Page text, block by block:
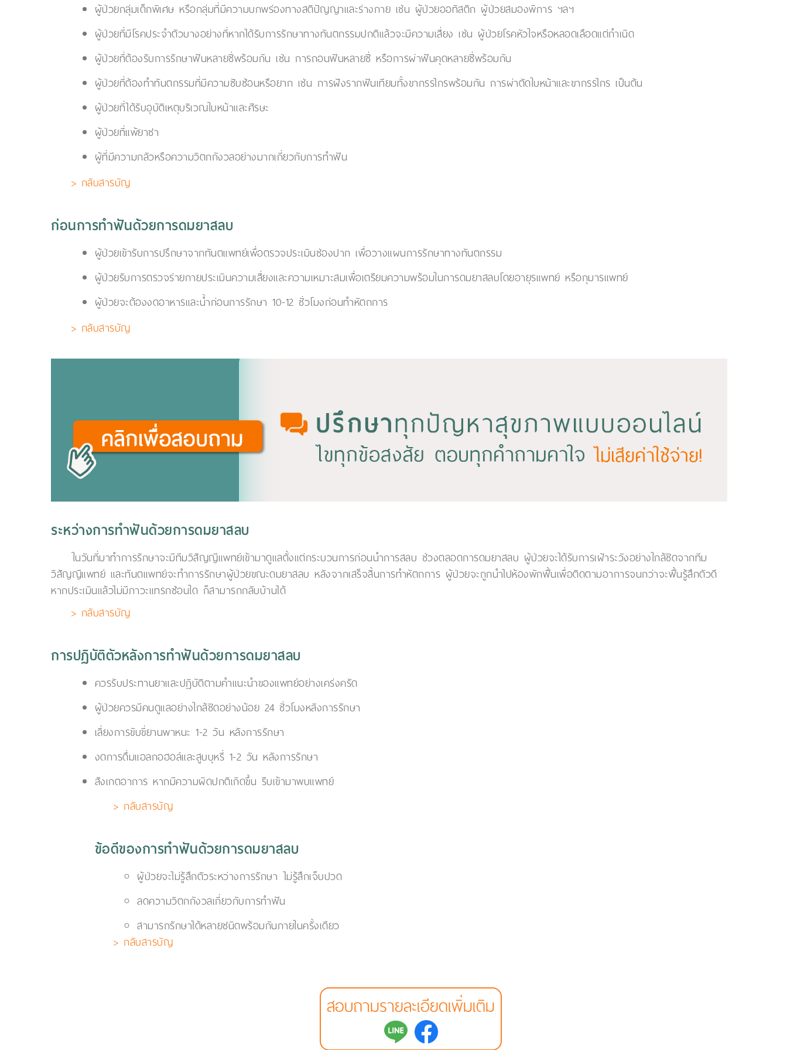
ผู้ป่วยกลุ่มเด็กพิเศษ หรือกลุ่มที่มีความบกพร่องทางสติปัญญาและร่างกาย เช่น ผู้ป่วยออทิสติก ผู้ป่วยสมองพิการ ฯลฯ
ผู้ป่วยที่มีโรคประจำตัวบางอย่างที่หากได้รับการรักษาทางทันตกรรมปกติแล้วจะมีความเสี่ยง เช่น ผู้ป่วยโรคหัวใจหรือหลอดเลือดแต่กำเนิด
ผู้ป่วยที่ต้องรับการรักษาฟันหลายซี่พร้อมกัน เช่น การถอนฟันหลายซี่ หรือการผ่าฟันคุดหลายซี่พร้อมกัน
ผู้ป่วยที่ต้องทำทันตกรรมที่มีความซับซ้อนหรือยาก เช่น การฝังรากฟันเทียมทั้งขากรรไกรพร้อมกัน การผ่าตัดใบหน้าและขากรรไกร เป็นต้น
ผู้ป่วยที่ได้รับอุบัติเหตุบริเวณใบหน้าและศีรษะ
ผู้ป่วยที่แพ้ยาชา
ผู้ที่มีความกลัวหรือความวิตกกังวลอย่างมากเกี่ยวกับการทำฟัน
> กลับสารบัญ
ก่อนการทำฟันด้วยการดมยาสลบ
ผู้ป่วยเข้ารับการปรึกษาจากทันตแพทย์เพื่อตรวจประเมินช่องปาก เพื่อวางแผนการรักษาทางทันตกรรม
ผู้ป่วยรับการตรวจร่ายกายประเมินความเสี่ยงและความเหมาะสมเพื่อเตรียมความพร้อมในการดมยาสลบโดยอายุรแพทย์ หรือกุมารแพทย์
ผู้ป่วยจะต้องงดอาหารและน้ำก่อนการรักษา 10-12 ชั่วโมงก่อนทำหัตถการ
> กลับสารบัญ
ระหว่างการทำฟันด้วยการดมยาสลบ
ในวันที่มาทำการรักษาจะมีทีมวิสัญญีแพทย์เข้ามาดูแลตั้งแต่กระบวนการก่อนนำการสลบ ช่วงตลอดการดมยาสลบ ผู้ป่วยจะได้รับการเฝ้าระวังอย่างใกล้ชิดจากทีม
วิสัญญีแพทย์ และทันตแพทย์จะทำการรักษาผู้ป่วยขณะดมยาสลบ หลังจากเสร็จสิ้นการทำหัตถการ ผู้ป่วยจะถูกนำไปห้องพักฟื้นเพื่อติดตามอาการจนกว่าจะฟื้นรู้สึกตัวดี
หากประเมินแล้วไม่มีภาวะแทรกซ้อนใด ก็สามารถกลับบ้านได้
> กลับสารบัญ
การปฏิบัติตัวหลังการทำฟันด้วยการดมยาสลบ
ควรรับประทานยาและปฏิบัติตามคำแนะนำของแพทย์อย่างเคร่งครัด
ผู้ป่วยควรมีคนดูแลอย่างใกล้ชิดอย่างน้อย 24 ชั่วโมงหลังการรักษา
เลี่ยงการขับขี่ยานพาหนะ 1-2 วัน หลังการรักษา
งดการดื่มแอลกอฮอล์และสูบบุหรี่ 1-2 วัน หลังการรักษา
สังเกตอาการ หากมีความผิดปกติเกิดขึ้น รีบเข้ามาพบแพทย์
> กลับสารบัญ
ข้อดีของการทำฟันด้วยการดมยาสลบ
ผู้ป่วยจะไม่รู้สึกตัวระหว่างการรักษา ไม่รู้สึกเจ็บปวด
ลดความวิตกกังวลเกี่ยวกับการทำฟัน
สามารถรักษาได้หลายชนิดพร้อมกันภายในครั้งเดียว
> กลับสารบัญ
สอบถามรายละเอียดเพิ่มเติม